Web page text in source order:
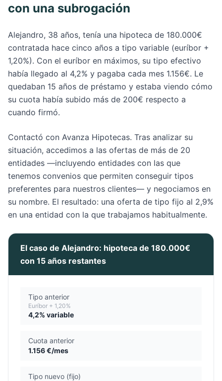
con una subrogación
Alejandro, 38 años, tenía una hipoteca de 180.000€
contratada hace cinco años a tipo variable (euríbor +
1,20%). Con el euríbor en máximos, su tipo efectivo
había llegado al 4,2% y pagaba cada mes 1.156€. Le
quedaban 15 años de préstamo y estaba viendo cómo
su cuota había subido más de 200€ respecto a
cuando firmó.
Contactó con Avanza Hipotecas. Tras analizar su
situación, accedimos a las ofertas de más de 20
entidades —incluyendo entidades con las que
tenemos convenios que permiten conseguir tipos
preferentes para nuestros clientes— y negociamos en
su nombre. El resultado: una oferta de tipo fijo al 2,9%
en una entidad con la que trabajamos habitualmente.
El caso de Alejandro: hipoteca de 180.000€
con 15 años restantes
Tipo anterior
Euríbor + 1,20%
4,2% variable
Cuota anterior
1.156 €/mes
Tipo nuevo (fijo)